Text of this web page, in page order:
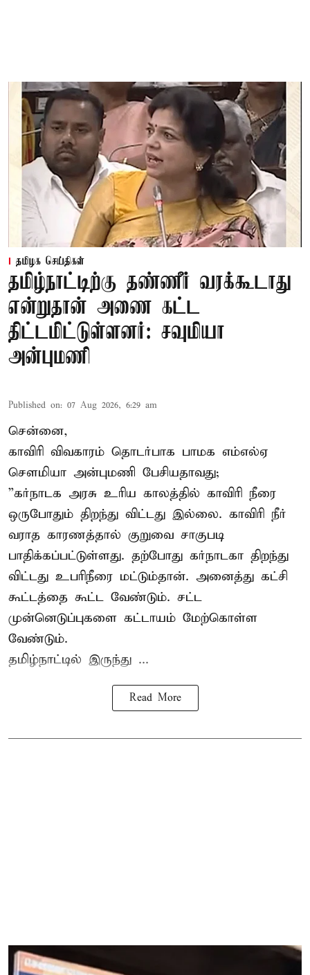
தமிழக செய்திகள்
தமிழ்நாட்டிற்கு தண்ணீர் வரக்கூடாது
என்றுதான் அணை கட்ட
திட்டமிட்டுள்ளனர்: சவுமியா
அன்புமணி
Published on: 07 Aug 2026, 6:29 am
சென்னை,
காவிரி விவகாரம் தொடர்பாக பாமக எம்எல்ஏ
சௌமியா அன்புமணி பேசியதாவது;
”கர்நாடக அரசு உரிய காலத்தில் காவிரி நீரை
ஒருபோதும் திறந்து விட்டது இல்லை. காவிரி நீர்
வராத காரணத்தால் குறுவை சாகுபடி
பாதிக்கப்பட்டுள்ளது. தற்போது கர்நாடகா திறந்து
விட்டது உபரிநீரை மட்டும்தான். அனைத்து கட்சி
கூட்டத்தை கூட்ட வேண்டும். சட்ட
முன்னெடுப்புகளை கட்டாயம் மேற்கொள்ள
வேண்டும்.
தமிழ்நாட்டில் இருந்து ...
Read More